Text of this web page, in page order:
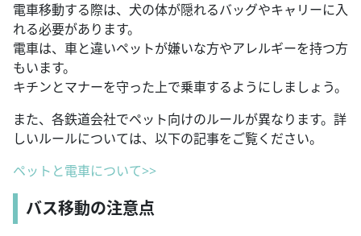
電車移動する際は、犬の体が隠れるバッグやキャリーに入
れる必要があります。
電車は、車と違いペットが嫌いな方やアレルギーを持つ方
もいます。
キチンとマナーを守った上で乗車するようにしましょう。
また、各鉄道会社でペット向けのルールが異なります。詳
しいルールについては、以下の記事をご覧ください。
ペットと電車について>>
バス移動の注意点